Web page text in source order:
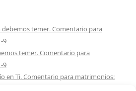
debemos temer. Comentario para
9
temer. Comentario para
9
en Ti. Comentario para matrimonios: